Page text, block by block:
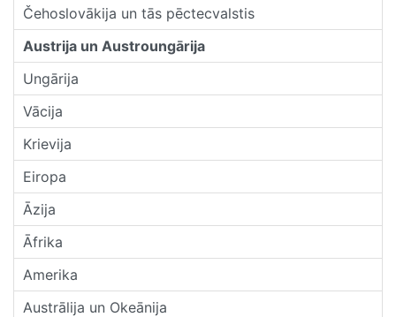
Čehoslovākija un tās pēctecvalstis
Austrija un Austroungārija
Ungārija
Vācija
Krievija
Eiropa
Āzija
Āfrika
Amerika
Austrālija un Okeānija